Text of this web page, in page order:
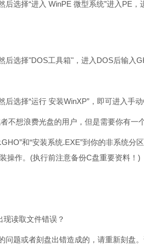
选择“进入 WinPE 微型系统”进入PE
后选择"DOS工具箱"，进入DOS后输入
后选择“运行 安装WinXP”，即可进入手
不想浪费光盘的用户，但是需要你有一
和“安装系统.EXE”到你的非系统分
操作。(执行前注意备份C盘重要资料！)
读取文件错误？
问题或者刻盘出错造成的，请重新刻盘